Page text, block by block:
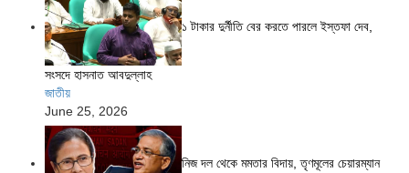
১ টাকার দুর্নীতি বের করতে পারলে ইস্তফা দেব,
সংসদে হাসনাত আবদুল্লাহ
জাতীয়
June 25, 2026
নিজ দল থেকে মমতার বিদায়, তৃণমূলের চেয়ারম্যান